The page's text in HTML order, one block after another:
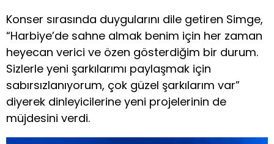
Konser sırasında duygularını dile getiren Simge,
“Harbiye’de sahne almak benim için her zaman
heyecan verici ve özen gösterdiğim bir durum.
Sizlerle yeni şarkılarımı paylaşmak için
sabırsızlanıyorum, çok güzel şarkılarım var”
diyerek dinleyicilerine yeni projelerinin de
müjdesini verdi.